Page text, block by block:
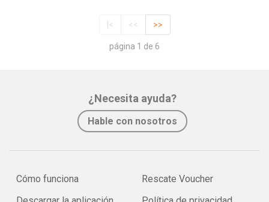
|< << >>
página 1 de 6
¿Necesita ayuda?
Hable con nosotros
Cómo funciona
Rescate Voucher